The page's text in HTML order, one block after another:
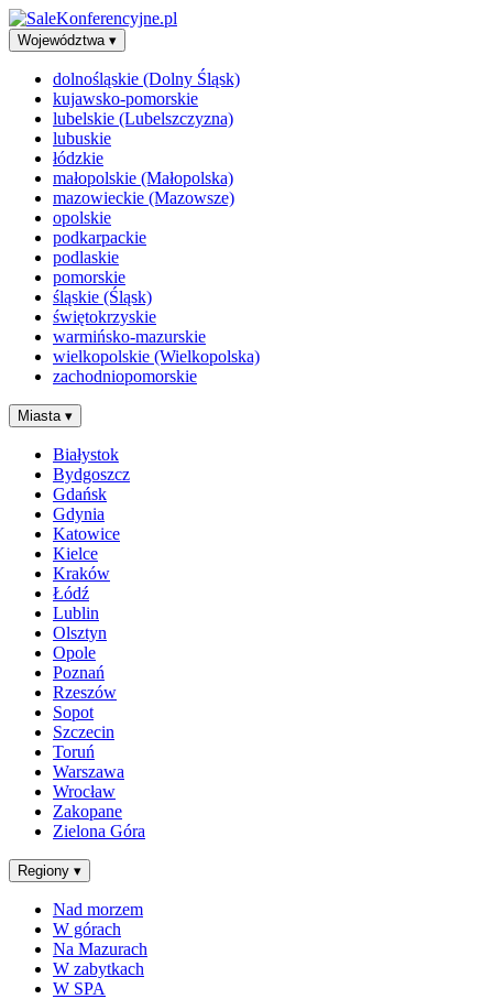
Województwa ▾
dolnośląskie (Dolny Śląsk)
kujawsko-pomorskie
lubelskie (Lubelszczyzna)
lubuskie
łódzkie
małopolskie (Małopolska)
mazowieckie (Mazowsze)
opolskie
podkarpackie
podlaskie
pomorskie
śląskie (Śląsk)
świętokrzyskie
warmińsko-mazurskie
wielkopolskie (Wielkopolska)
zachodniopomorskie
Miasta ▾
Białystok
Bydgoszcz
Gdańsk
Gdynia
Katowice
Kielce
Kraków
Łódź
Lublin
Olsztyn
Opole
Poznań
Rzeszów
Sopot
Szczecin
Toruń
Warszawa
Wrocław
Zakopane
Zielona Góra
Regiony ▾
Nad morzem
W górach
Na Mazurach
W zabytkach
W SPA